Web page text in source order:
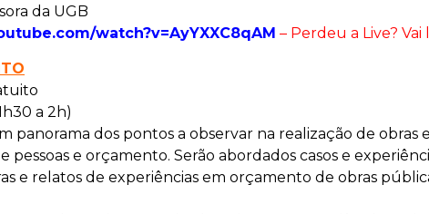
da UGB
watch?v=AyYXXC8qAM – Perdeu a Live? Vai
a 2h)
panorama dos pontos a observar na realização de obras
e orçamento. Serão abordados casos e
e relatos de experiências em orçamento de obras